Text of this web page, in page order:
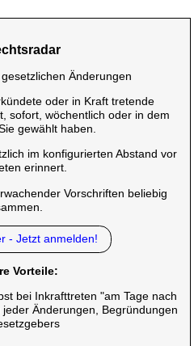
Änderungen
oder in Kraft tretende
sofort, wöchentlich oder in dem
gewählt haben.
im konfigurierten Abstand vor
erinnert.
Vorschriften beliebig
- Jetzt anmelden!
Vorteile:
bei Inkrafttreten "am Tage nach
Änderungen, Begründungen